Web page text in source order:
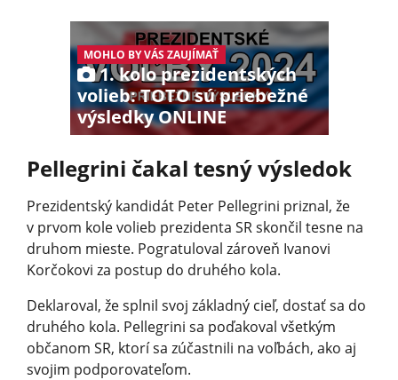
MOHLO BY VÁS ZAUJÍMAŤ
1. kolo prezidentských
volieb: TOTO sú priebežné
výsledky ONLINE
Pellegrini čakal tesný výsledok
Prezidentský kandidát Peter Pellegrini priznal, že
v prvom kole volieb prezidenta SR skončil tesne na
druhom mieste. Pogratuloval zároveň Ivanovi
Korčokovi za postup do druhého kola.
Deklaroval, že splnil svoj základný cieľ, dostať sa do
druhého kola. Pellegrini sa poďakoval všetkým
občanom SR, ktorí sa zúčastnili na voľbách, ako aj
svojim podporovateľom.